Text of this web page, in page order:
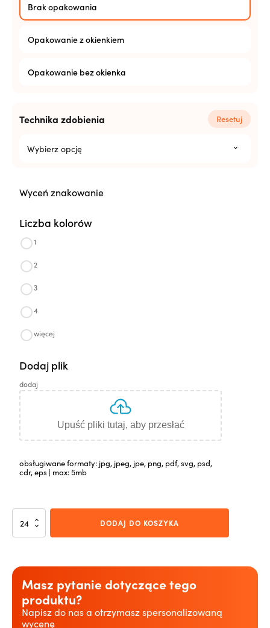
Brak opakowania
Opakowanie z okienkiem
Opakowanie bez okienka
Technika zdobienia Resetuj
Wybierz opcję
Wyceń znakowanie
Liczba kolorów
1
2
3
4
więcej
Dodaj plik
dodaj
Upuść pliki tutaj, aby przesłać
obsługiwane formaty: jpg, jpeg, jpe, png, pdf, svg, psd,
cdr, eps | max: 5mb
ilość
Freedom
DODAJ DO KOSZYKA
Masz pytanie dotyczące tego
produktu?
Napisz do nas a otrzymasz spersonalizowaną
wycenę